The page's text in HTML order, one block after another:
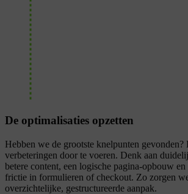
De optimalisaties opzetten
Hebben we de grootste knelpunten gevonden?
verbeteringen door te voeren. Denk aan
betere content, een logische pagina-opbouw
frictie in formulieren of checkout. Zo zorgen
overzichtelijke, gestructureerde aanpak.